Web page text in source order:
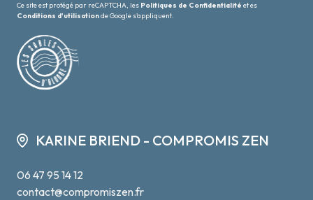
Ce site est protégé par reCAPTCHA, les Politiques de Confidentialité et es
Conditions d'utilisationde Google s'appliquent.
KARINE BRIEND - COMPROMIS ZEN
06 47 95 14 12
contact@compromiszen.fr